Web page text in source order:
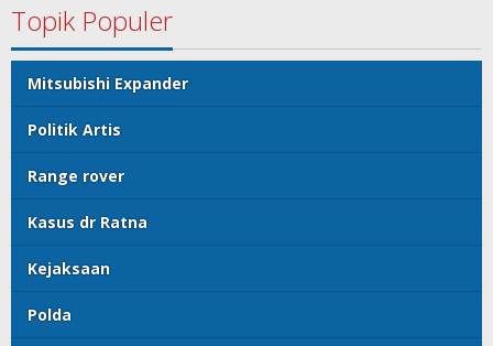
Topik Populer
Mitsubishi Expander
Politik Artis
Range rover
Kasus dr Ratna
Kejaksaan
Polda